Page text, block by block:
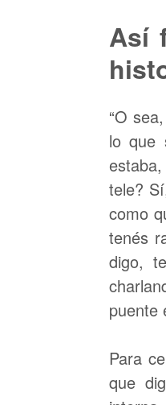
Así
“O
lo que
tele?
como
tenés
digo,
puente
Para
que